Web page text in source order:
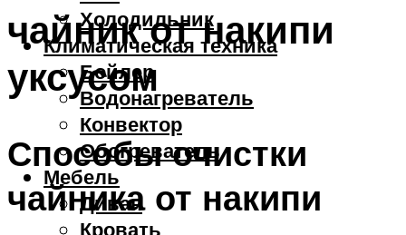
Холодильник
Климатическая техника
Бойлер
Водонагреватель
Конвектор
Обогреватель
Мебель
Диван
Кровать
чайник от накипи
уксусом
Способы очистки
чайника от накипи